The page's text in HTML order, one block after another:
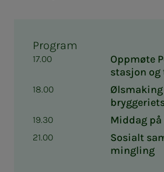
Program
17.00
Oppmøte
stasjon
18.00
Ølsmaking
19.30 Middag
21.00
Sosialt
mingling